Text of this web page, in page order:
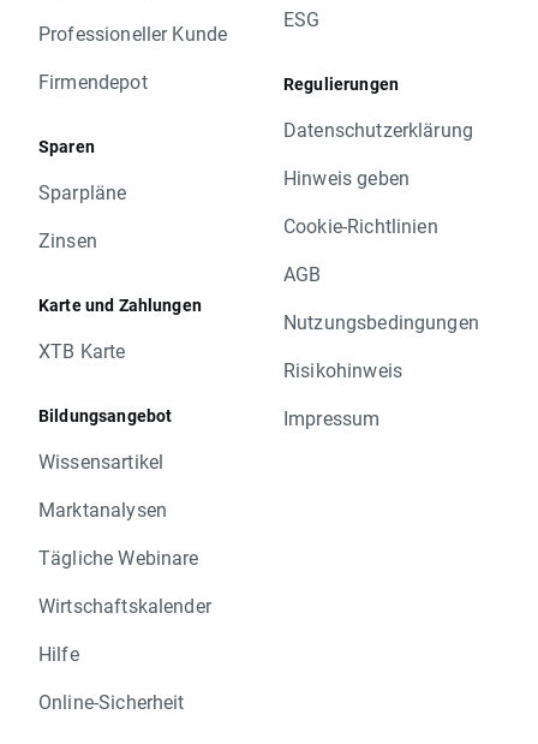
Professioneller Kunde
Firmendepot
Sparen
Sparpläne
Zinsen
Karte und Zahlungen
XTB Karte
Bildungsangebot
Wissensartikel
Marktanalysen
Tägliche Webinare
Wirtschaftskalender
Hilfe
Online-Sicherheit
ESG
Regulierungen
Datenschutzerklärung
Hinweis geben
Cookie-Richtlinien
AGB
Nutzungsbedingungen
Risikohinweis
Impressum